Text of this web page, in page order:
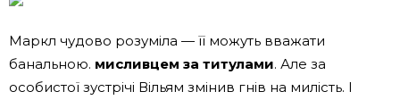
Маркл чудово розуміла — її можуть вважати
банальною. мисливцем за титулами. Але за
особистої зустрічі Вільям змінив гнів на милість. І